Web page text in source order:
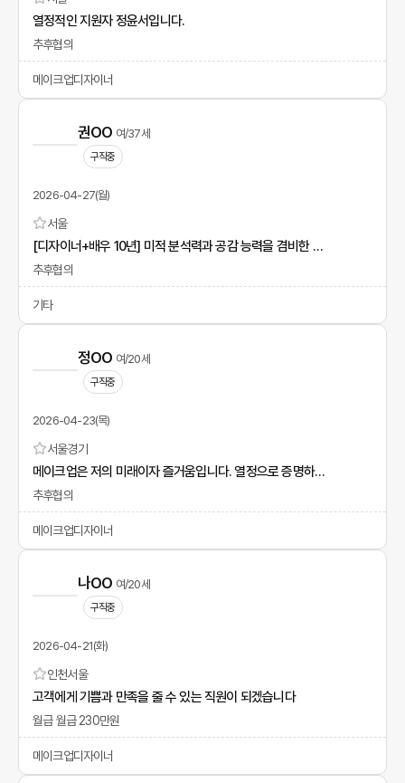
열정적인 지원자 정윤서입니다.
추후협의
메이크업디자이너
권OO 여/37세
구직중
2026-04-27(월)
서울
[디자이너+배우 10년] 미적 분석력과 공감 능력을 겸비한 전문가
추후협의
기타
정OO 여/20세
구직중
2026-04-23(목)
서울경기
메이크업은 저의 미래이자 즐거움입니다. 열정으로 증명하겠습니다.
추후협의
메이크업디자이너
나OO 여/20세
구직중
2026-04-21(화)
인천서울
고객에게 기쁨과 만족을 줄 수 있는 직원이 되겠습니다
월급 월급 230만원
메이크업디자이너